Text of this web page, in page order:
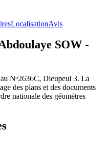
LocalisationAvis
SOW -
Nᵒ2636C, Dieupeul 3. La
des plans et des documents
nationale des géomètres